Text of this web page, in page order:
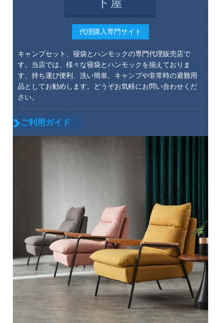
代理購入専門サイト
キャンプセット、寝袋とハンモックの専門代理販売店で
す。当店では、様々な寝袋とハンモックを揃えておりま
す、持ち運び便利、洗い簡単、キャンプや非常時の避難用
品としてお勧めします。どうぞお気軽にお問い合わせくだ
さい。
ご利用ガイド